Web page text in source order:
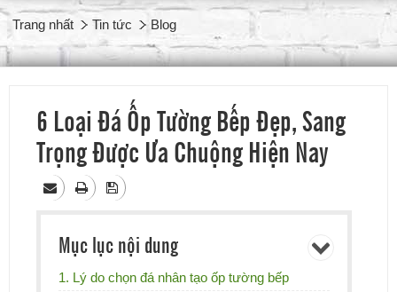
Trang nhất Tin tức Blog
6 Loại Đá Ốp Tường Bếp Đẹp, Sang
Trọng Được Ưa Chuộng Hiện Nay
Mục lục nội dung
1. Lý do chọn đá nhân tạo ốp tường bếp